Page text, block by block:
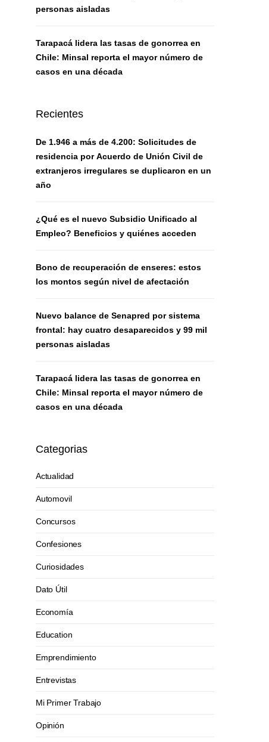
personas aisladas
Tarapacá lidera las tasas de gonorrea en
Chile: Minsal reporta el mayor número de
casos en una década
Recientes
De 1.946 a más de 4.200: Solicitudes de
residencia por Acuerdo de Unión Civil de
extranjeros irregulares se duplicaron en un
año
¿Qué es el nuevo Subsidio Unificado al
Empleo? Beneficios y quiénes acceden
Bono de recuperación de enseres: estos
los montos según nivel de afectación
Nuevo balance de Senapred por sistema
frontal: hay cuatro desaparecidos y 99 mil
personas aisladas
Tarapacá lidera las tasas de gonorrea en
Chile: Minsal reporta el mayor número de
casos en una década
Categorias
Actualidad
Automovil
Concursos
Confesiones
Curiosidades
Dato Útil
Economía
Education
Emprendimiento
Entrevistas
Mi Primer Trabajo
Opinión